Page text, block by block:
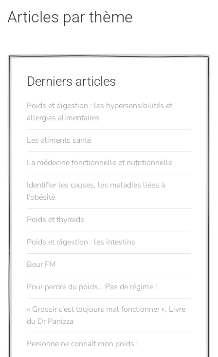
Articles par thème
Derniers articles
Poids et digestion : les hypersensibilités et
allergies alimentaires
Les aliments santé
La médecine fonctionnelle et nutritionnelle
Identifier les causes, les maladies liées à
l’obésité
Poids et thyroïde
Poids et digestion : les intestins
Beur FM
Pour perdre du poids… Pas de régime !
« Grossir c’est toujours mal fonctionner », Livre
du Dr Panizza
Personne ne connaît mon poids !